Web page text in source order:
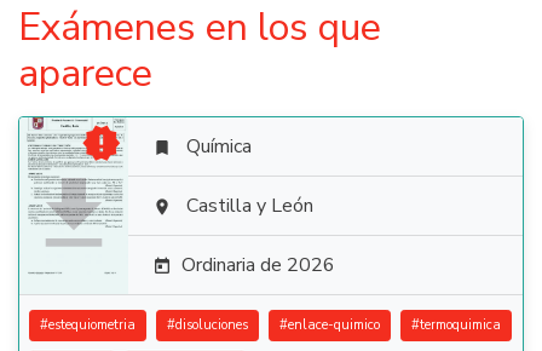
Exámenes en los que
aparece

  Química
 Castilla y León
 Ordinaria de 2026
#estequiometria #disoluciones #enlace-quimico #termoquimica